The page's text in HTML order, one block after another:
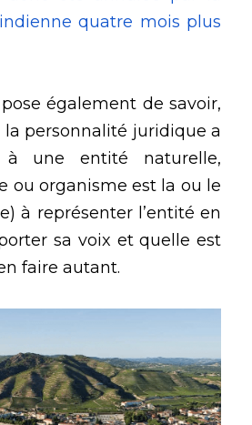
quatre mois plus
également de savoir,
la personnalité juridique a
une entité naturelle,
ou organisme est la ou le
à représenter l’entité en
sa voix et quelle est
faire autant.